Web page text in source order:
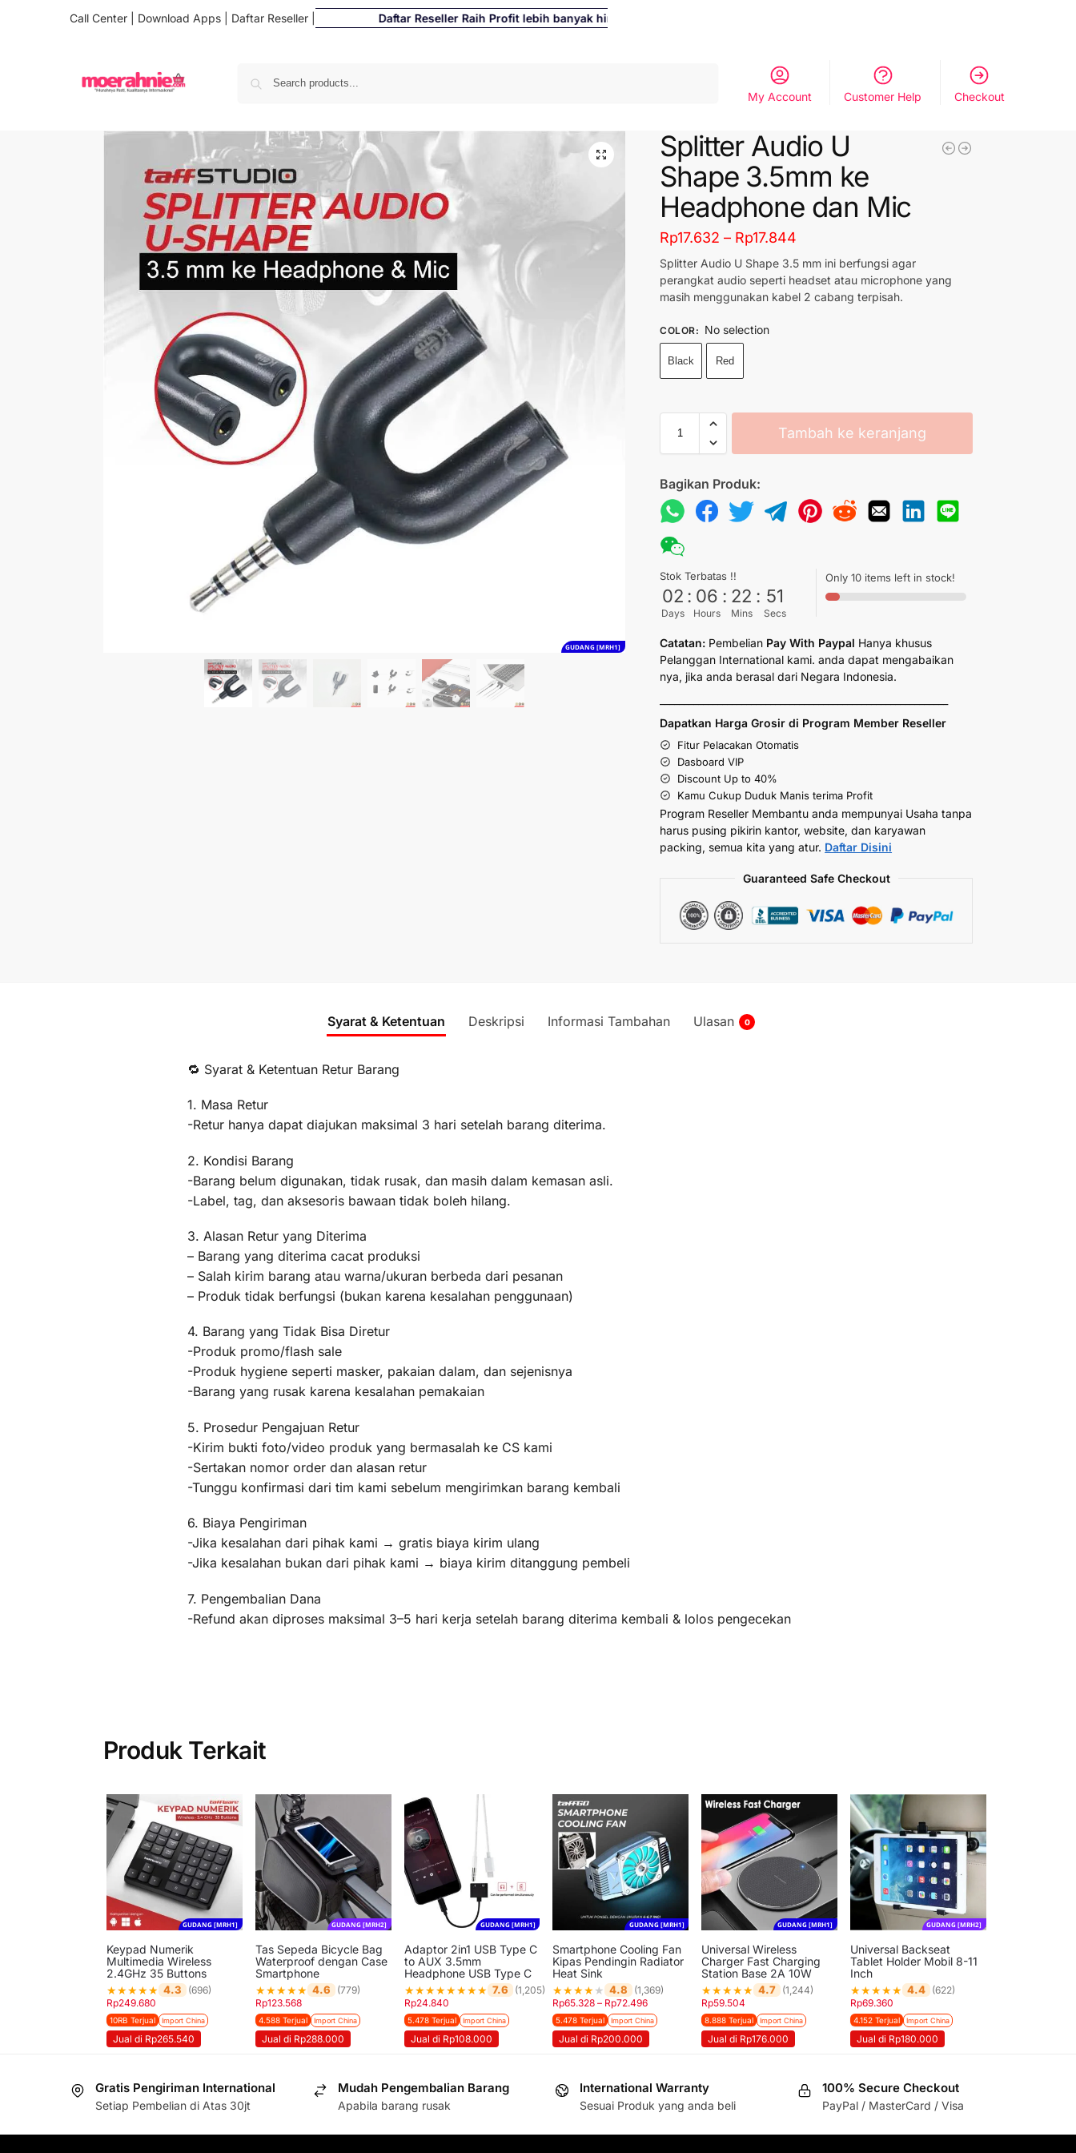
Call Center Download Apps Daftar Reseller Daftar Reseller Raih Profit lebih banyak hingga 500%
My Account Customer Help Checkout
GUDANG [MRH1]
Splitter Audio U
Shape 3.5mm ke
Headphone dan Mic
Rp17.632 – Rp17.844
Splitter Audio U Shape 3.5 mm ini berfungsi agar
perangkat audio seperti headset atau microphone yang
masih menggunakan kabel 2 cabang terpisah.
COLOR: No selection
Black Red
Tambah ke keranjang
Bagikan Produk:
Stok Terbatas !!
02
Days
: 06
Hours
: 22
Mins
: 50
Secs
Only 10 items left in stock!
Catatan: Pembelian Pay With Paypal Hanya khusus
Pelanggan International kami. anda dapat mengabaikan
nya, jika anda berasal dari Negara Indonesia.
Dapatkan Harga Grosir di Program Member Reseller
Fitur Pelacakan Otomatis
Dasboard VIP
Discount Up to 40%
Kamu Cukup Duduk Manis terima Profit
Program Reseller Membantu anda mempunyai Usaha tanpa
harus pusing pikirin kantor, website, dan karyawan
packing, semua kita yang atur. Daftar Disini
Guaranteed Safe Checkout
Syarat & Ketentuan Deskripsi Informasi Tambahan Ulasan 0
🔁 Syarat & Ketentuan Retur Barang
1. Masa Retur
-Retur hanya dapat diajukan maksimal 3 hari setelah barang diterima.
2. Kondisi Barang
-Barang belum digunakan, tidak rusak, dan masih dalam kemasan asli.
-Label, tag, dan aksesoris bawaan tidak boleh hilang.
3. Alasan Retur yang Diterima
– Barang yang diterima cacat produksi
– Salah kirim barang atau warna/ukuran berbeda dari pesanan
– Produk tidak berfungsi (bukan karena kesalahan penggunaan)
4. Barang yang Tidak Bisa Diretur
-Produk promo/flash sale
-Produk hygiene seperti masker, pakaian dalam, dan sejenisnya
-Barang yang rusak karena kesalahan pemakaian
5. Prosedur Pengajuan Retur
-Kirim bukti foto/video produk yang bermasalah ke CS kami
-Sertakan nomor order dan alasan retur
-Tunggu konfirmasi dari tim kami sebelum mengirimkan barang kembali
6. Biaya Pengiriman
-Jika kesalahan dari pihak kami → gratis biaya kirim ulang
-Jika kesalahan bukan dari pihak kami → biaya kirim ditanggung pembeli
7. Pengembalian Dana
-Refund akan diproses maksimal 3–5 hari kerja setelah barang diterima kembali & lolos pengecekan
Produk Terkait
GUDANG [MRH1]
Keypad Numerik
Multimedia Wireless
2.4GHz 35 Buttons
★★★★★ 4.3
(696)
Rp249.680
10RB Terjual Import China
Jual di Rp265.540
GUDANG [MRH2]
Tas Sepeda Bicycle Bag
Waterproof dengan Case
Smartphone
★★★★★ 4.6
(779)
Rp123.568
4.588 Terjual Import China
Jual di Rp288.000
GUDANG [MRH1]
Adaptor 2in1 USB Type C
to AUX 3.5mm
Headphone USB Type C
★★★★★★★★ 7.6
(1,205)
Rp24.840
5.478 Terjual Import China
Jual di Rp108.000
GUDANG [MRH1]
Smartphone Cooling Fan
Kipas Pendingin Radiator
Heat Sink
★★★★★ 4.8
(1,369)
Rp65.328 – Rp72.496
5.478 Terjual Import China
Jual di Rp200.000
GUDANG [MRH1]
Universal Wireless
Charger Fast Charging
Station Base 2A 10W
★★★★★ 4.7 (1,244)
Rp59.504
8.888 Terjual Import China
Jual di Rp176.000
GUDANG [MRH2]
Universal Backseat
Tablet Holder Mobil 8-11
Inch
★★★★★ 4.4
(622)
Rp69.360
4.152 Terjual Import China
Jual di Rp180.000
Gratis Pengiriman International
Setiap Pembelian di Atas 30jt
Mudah Pengembalian Barang
Apabila barang rusak
International Warranty
Sesuai Produk yang anda beli
100% Secure Checkout
PayPal / MasterCard / Visa